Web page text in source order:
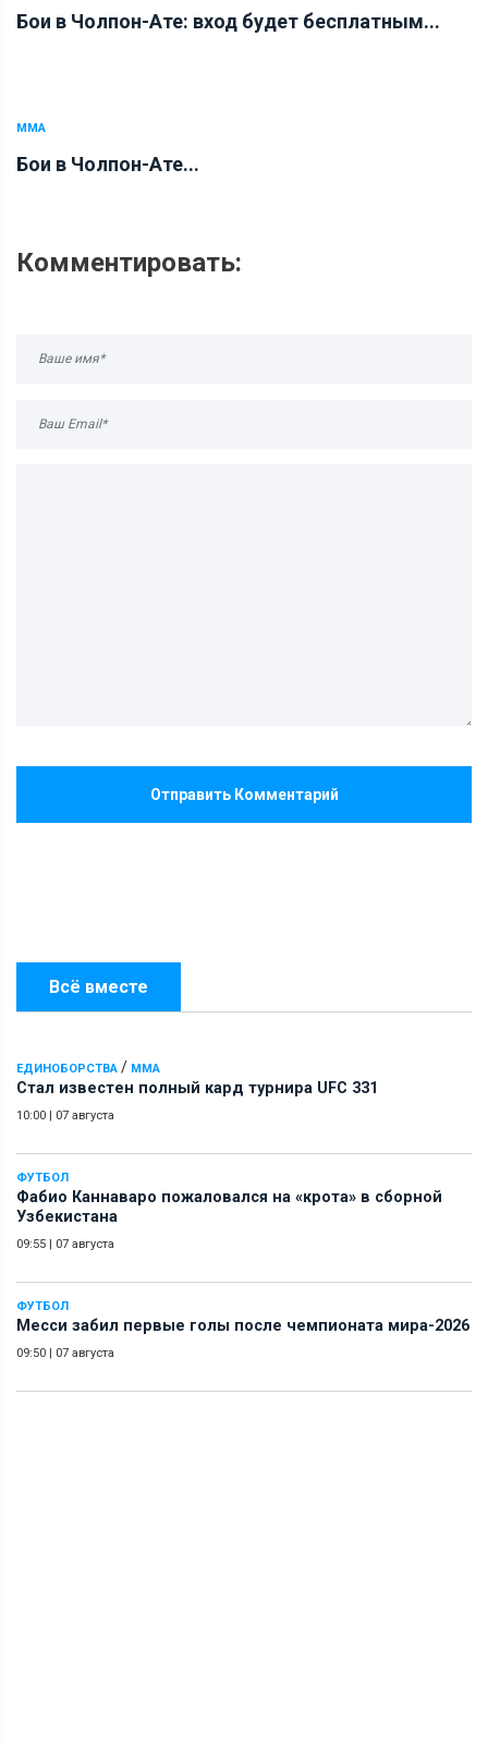
Всё вместе
ЕДИНОБОРСТВА / ММА
Стал известен полный кард турнира UFC 331
10:00 | 07 августа
ФУТБОЛ
Фабио Каннаваро пожаловался на «крота» в сборной
Узбекистана
09:55 | 07 августа
ФУТБОЛ
Месси забил первые голы после чемпионата мира-2026
09:50 | 07 августа
Бои в Чолпон-Ате: вход будет бесплатным...
ММА
Бои в Чолпон-Ате...
Комментировать:
Отправить Комментарий